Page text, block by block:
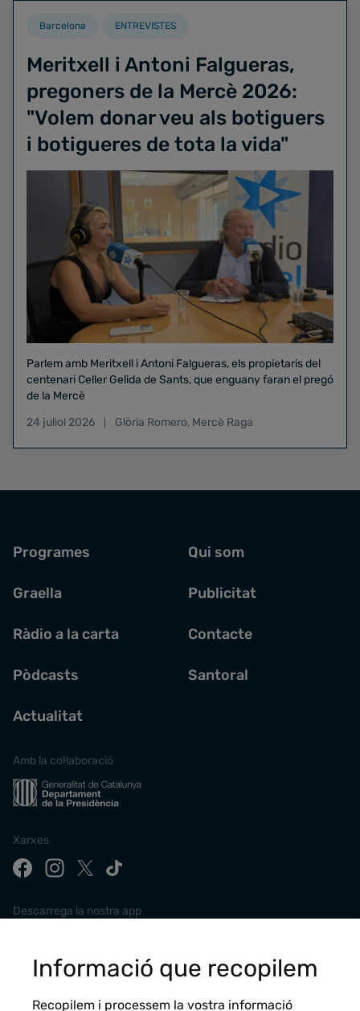
Barcelona ENTREVISTES
Meritxell i Antoni Falgueras,
pregoners de la Mercè 2026:
"Volem donar veu als botiguers
i botigueres de tota la vida"
Parlem amb Meritxell i Antoni Falgueras, els propietaris del
centenari Celler Gelida de Sants, que enguany faran el pregó
de la Mercè
24 juliol 2026
Glòria Romero, Mercè Raga
Programes
Graella
Ràdio a la carta
Pòdcasts
Actualitat
Qui som
Publicitat
Contacte
Santoral
Amb la col·laboració
Xarxes
Descarrega la nostra app
Informació que recopilem
Recopilem i processem la vostra informació